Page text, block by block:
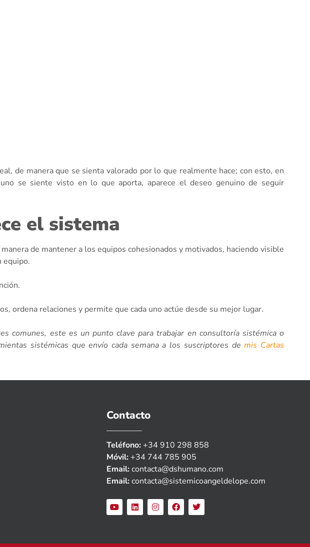
de manera que se sienta valorado por lo que realmente hace; con esto, en
se siente visto en lo que aporta, aparece el deseo genuino de seguir
el sistema
de mantener a los equipos cohesionados y motivados, haciendo visible
equipo.
ordena relaciones y permite que cada uno actúe desde su mejor lugar.
comunes, este es un punto clave para trabajar en consultoría sistémica o
sistémicas que envío cada semana a los suscriptores demis Cartas
Contacto
Teléfono: +34 910 298 858
Móvil: +34 744 785 905
Email: contacta@dshumano.com
Email: contacta@sistemicoangeldelope.com